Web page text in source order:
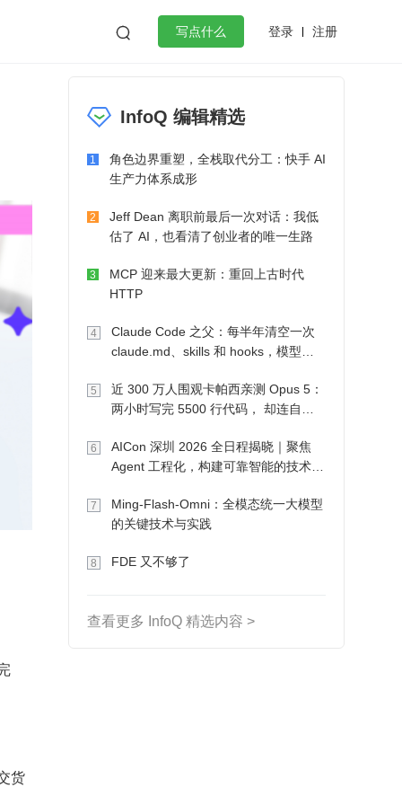
 写点什么 登录 注册
微服务架构 flutter
货
InfoQ 编辑精选
1
角色边界重塑，全栈取代分工：快手 AI
生产力体系成形
2
Jeff Dean 离职前最后一次对话：我低
估了 AI，也看清了创业者的唯一生路
3
MCP 迎来最大更新：重回上古时代
HTTP
4
Claude Code 之父：每半年清空一次
claude.md、skills 和 hooks，模型自
5
近 300 万人围观卡帕西亲测 Opus 5：
两小时写完 5500 行代码， 却连自己
6
AICon 深圳 2026 全日程揭晓｜聚焦
Agent 工程化，构建可靠智能的技术路
7
Ming-Flash-Omni：全模态统一大模型
的关键技术与实践
8 FDE 又不够了
查看更多 InfoQ 精选内容 >